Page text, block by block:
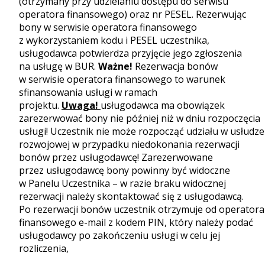
operatora finansowego) oraz nr PESEL. Rezerwując
bony w serwisie operatora finansowego
z wykorzystaniem kodu i PESEL uczestnika,
usługodawca potwierdza przyjęcie jego zgłoszenia
na usługę w BUR. Ważne! Rezerwacja bonów
w serwisie operatora finansowego to warunek
sfinansowania usługi w ramach
projektu. Uwaga! usługodawca ma obowiązek
zarezerwować bony nie później niż w dniu rozpoczęcia
usługi! Uczestnik nie może rozpocząć udziału w usłudze
rozwojowej w przypadku niedokonania rezerwacji
bonów przez usługodawcę! Zarezerwowane
przez usługodawcę bony powinny być widoczne
w Panelu Uczestnika – w razie braku widocznej
rezerwacji należy skontaktować się z usługodawcą.
Po rezerwacji bonów uczestnik otrzymuje od operatora
finansowego e-mail z kodem PIN, który należy podać
usługodawcy po zakończeniu usługi w celu jej
rozliczenia,